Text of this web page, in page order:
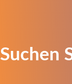
Suchen